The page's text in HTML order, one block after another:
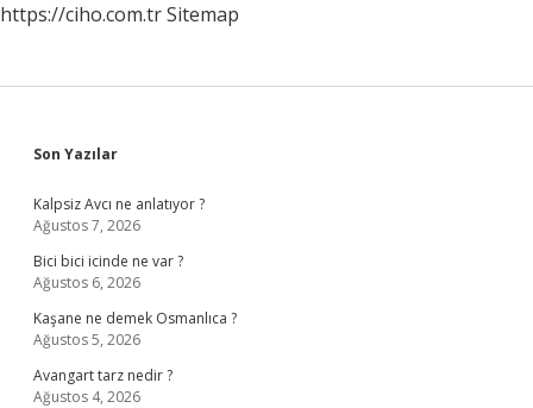
https://ciho.com.trSitemap
Sidebar
Son Yazılar
Kalpsiz Avcı ne anlatıyor ?
Ağustos 7, 2026
Bici bici icinde ne var ?
Ağustos 6, 2026
Kaşane ne demek Osmanlıca ?
Ağustos 5, 2026
Avangart tarz nedir ?
Ağustos 4, 2026